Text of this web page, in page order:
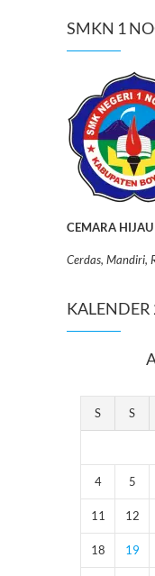
SMKN 1
CEMARA HIJAU
Cerdas, Mandiri,
KALENDER
S S
4 5
11 12
18 19